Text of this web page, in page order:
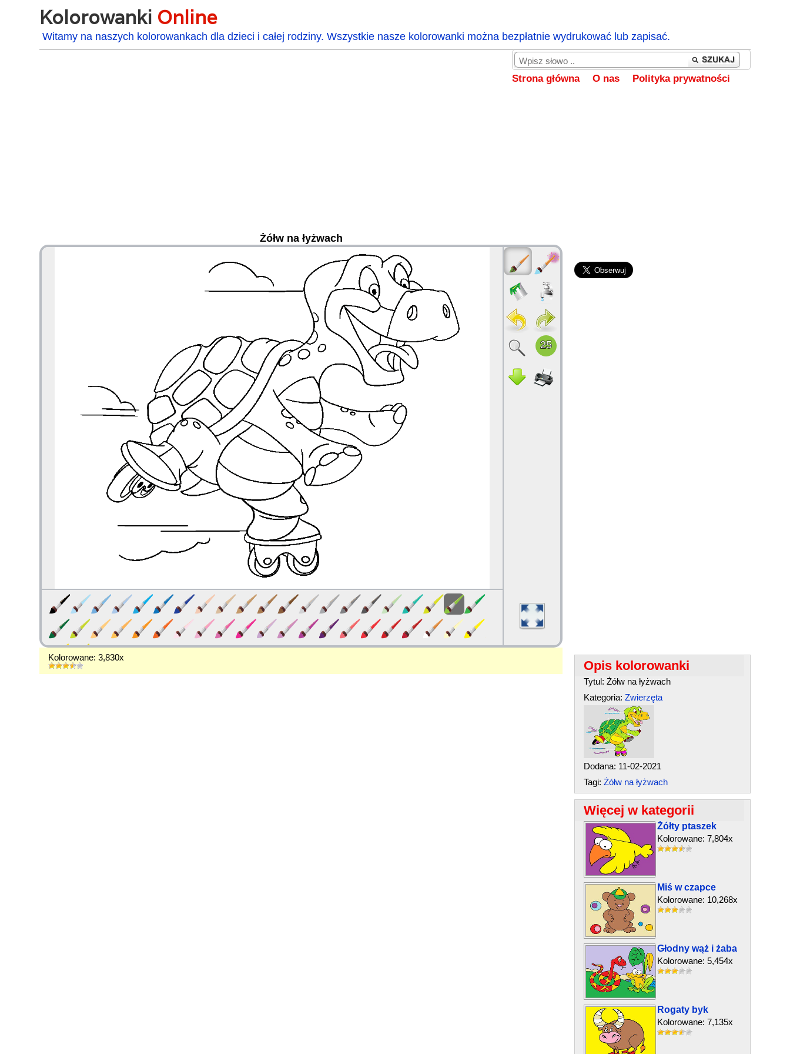
Kolorowanki Online
Witamy na naszych kolorowankach dla dzieci i całej rodziny. Wszystkie nasze kolorowanki można bezpłatnie wydrukować lub zapisać.
Strona główna O nas Polityka prywatności
Żółw na łyżwach
Kolorowane: 3,830x
Opis kolorowanki
Tytul: Żółw na łyżwach
Kategoria: Zwierzęta
Dodana: 11-02-2021
Tagi: Żółw na łyżwach
Więcej w kategorii
Żółty ptaszek
Kolorowane: 7,804x
Miś w czapce
Kolorowane: 10,268x
Głodny wąż i żaba
Kolorowane: 5,454x
Rogaty byk
Kolorowane: 7,135x